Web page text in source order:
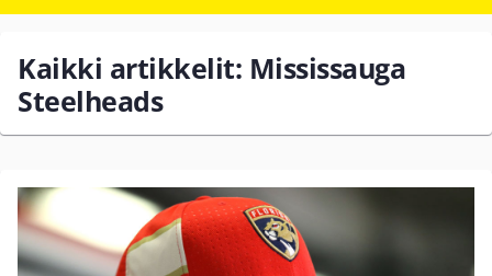
Kaikki artikkelit: Mississauga
Steelheads